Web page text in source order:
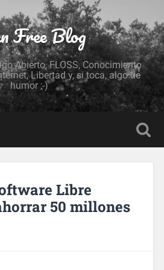
Free Blog
Abierto, FLOSS, Conocimiento
Libertad y, si toca, algo de
humor ;-)
Libre
50 millones